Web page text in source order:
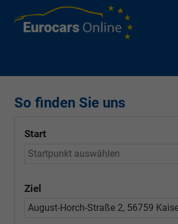
So finden Sie uns
Start
Ziel